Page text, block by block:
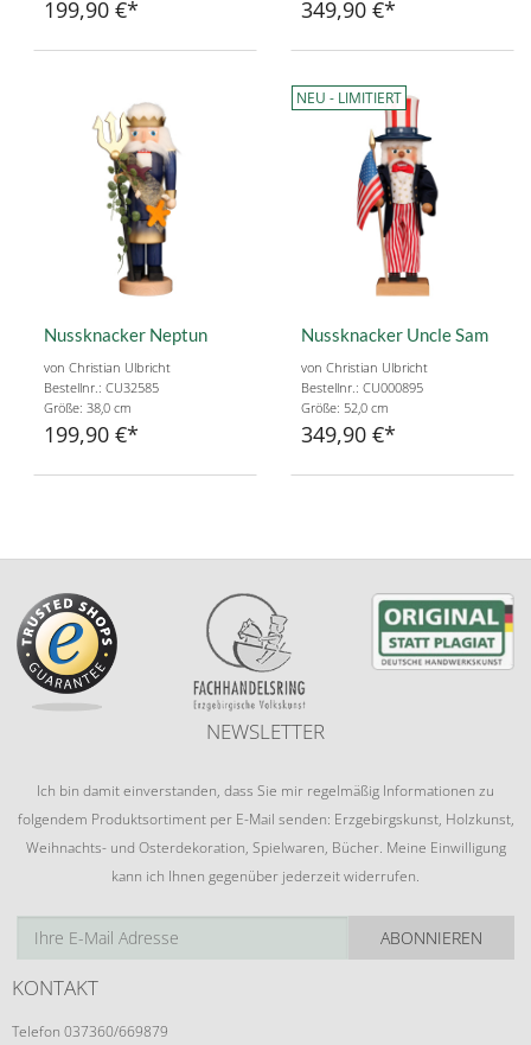
199,90 € 349,90 €
Nussknacker Neptun
von Christian Ulbricht
Bestellnr.: CU32585
Größe: 38,0 cm
199,90 €
NEU - LIMITIERT
Nussknacker Uncle Sam
von Christian Ulbricht
Bestellnr.: CU000895
Größe: 52,0 cm
349,90 €
NEWSLETTER
Ich bin damit einverstanden, dass Sie mir regelmäßig Informationen zu
folgendem Produktsortiment per E-Mail senden: Erzgebirgskunst, Holzkunst,
Weihnachts- und Osterdekoration, Spielwaren, Bücher. Meine Einwilligung
kann ich Ihnen gegenüber jederzeit widerrufen.
ABONNIEREN
KONTAKT
Telefon 037360/669879